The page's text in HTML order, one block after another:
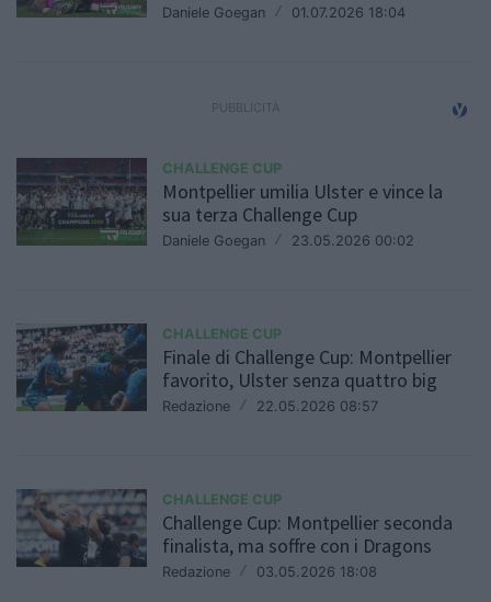
Daniele Goegan / 01.07.2026 18:04
CHALLENGE CUP
Montpellier umilia Ulster e vince la
sua terza Challenge Cup
Daniele Goegan / 23.05.2026 00:02
CHALLENGE CUP
Finale di Challenge Cup: Montpellier
favorito, Ulster senza quattro big
Redazione / 22.05.2026 08:57
CHALLENGE CUP
Challenge Cup: Montpellier seconda
finalista, ma soffre con i Dragons
Redazione / 03.05.2026 18:08